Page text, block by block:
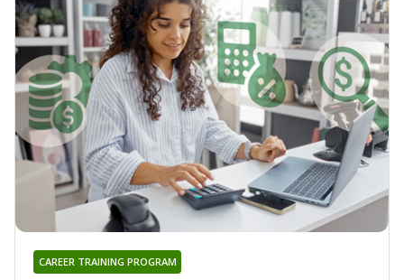
CAREER TRAINING PROGRAM